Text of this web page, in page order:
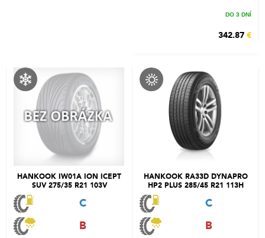
DO 3 DNÍ
342.87 €
HANKOOK IW01A ION ICEPT
SUV 275/35 R21 103V
C
B
HANKOOK RA33D DYNAPRO
HP2 PLUS 285/45 R21 113H
C
B